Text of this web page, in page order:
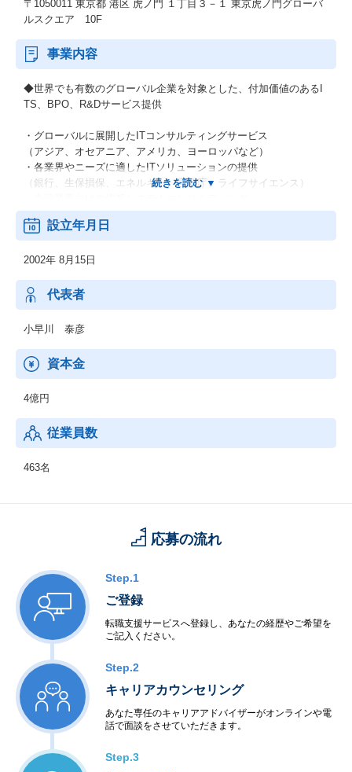
〒1050011 東京都 港区 虎ノ門 １丁目３－１ 東京虎ノ門グローバ
ルスクエア 10F
事業内容
◆世界でも有数のグローバル企業を対象とした、付加価値のあるI
TS、BPO、R&Dサービス提供
・グローバルに展開したITコンサルティングサービス
（アジア、オセアニア、アメリカ、ヨーロッパなど）
・各業界やニーズに適したITソリューションの提供
（銀行、生保損保、エネルギー、官公庁、ライフサイエンス）
※コンピュータのソフトウェア設計・開発、テスティング及び保
守に関する業務
ョアを中心としたITアウトソーシング業務
中国オフショアを中心としたBPOアウトソーシング業務、その
他、前号に関連する一切の付帯業務
設立年月日
2002年 8月15日
代表者
小早川 泰彦
資本金
4億円
従業員数
463名
応募の流れ
Step.1
ご登録
転職支援サービスへ登録し、あなたの経歴やご希望を
ご記入ください。
Step.2
キャリアカウンセリング
あなた専任のキャリアアドバイザーがオンラインや電
話で面談をさせていただきます。
Step.3